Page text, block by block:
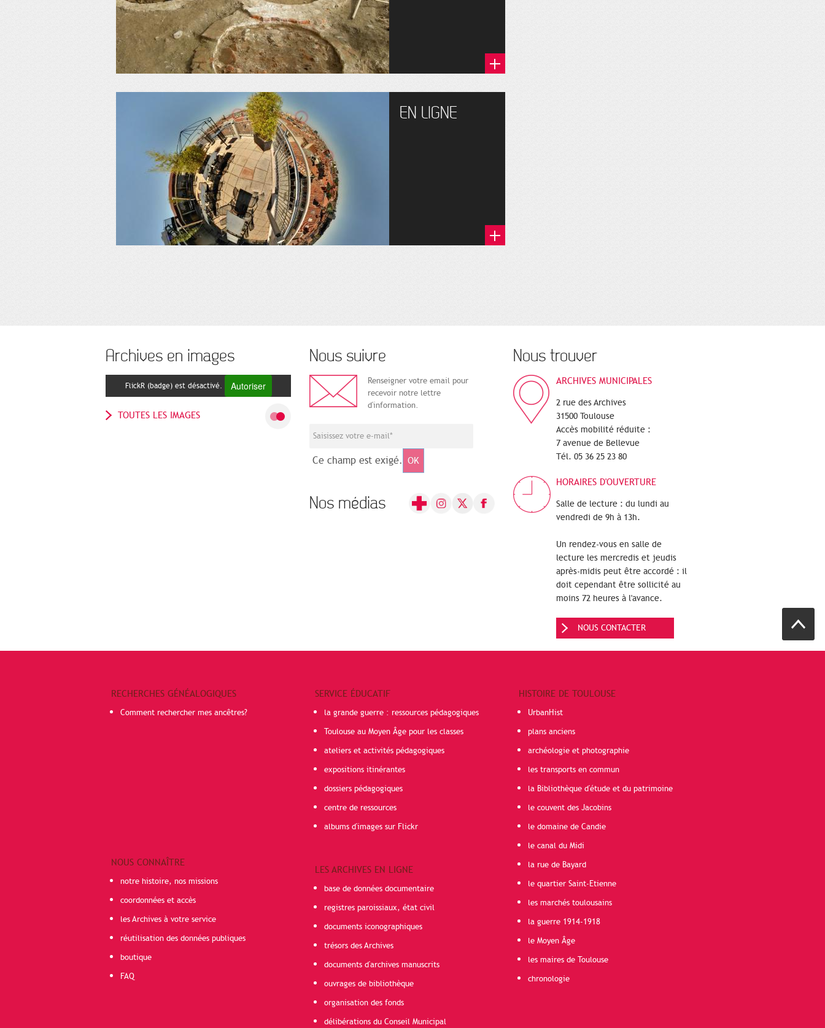
EN LIGNE
Archives en images
FlickR (badge) est désactivé. Autoriser
TOUTES LES IMAGES
Nous suivre
Renseigner votre email pour
recevoir notre lettre
d'information.
Ce champ est exigé. OK
Nos médias
Nous trouver
ARCHIVES MUNICIPALES
2 rue des Archives
31500 Toulouse
Accès mobilité réduite :
7 avenue de Bellevue
Tél. 05 36 25 23 80
HORAIRES D'OUVERTURE
Salle de lecture : du lundi au
vendredi de 9h à 13h.
Un rendez-vous en salle de
lecture les mercredis et jeudis
après-midis peut être accordé : il
doit cependant être sollicité au
moins 72 heures à l'avance.
NOUS CONTACTER
RECHERCHES GÉNÉALOGIQUES
Comment rechercher mes ancêtres?
NOUS CONNAÎTRE
notre histoire, nos missions
coordonnées et accès
les Archives à votre service
réutilisation des données publiques
boutique
FAQ
SERVICE ÉDUCATIF
la grande guerre : ressources pédagogiques
Toulouse au Moyen Âge pour les classes
ateliers et activités pédagogiques
expositions itinérantes
dossiers pédagogiques
centre de ressources
albums d'images sur Flickr
LES ARCHIVES EN LIGNE
base de données documentaire
registres paroissiaux, état civil
documents iconographiques
trésors des Archives
documents d'archives manuscrits
ouvrages de bibliothèque
organisation des fonds
délibérations du Conseil Municipal
HISTOIRE DE TOULOUSE
UrbanHist
plans anciens
archéologie et photographie
les transports en commun
la Bibliothèque d'étude et du patrimoine
le couvent des Jacobins
le domaine de Candie
le canal du Midi
la rue de Bayard
le quartier Saint-Etienne
les marchés toulousains
la guerre 1914-1918
le Moyen Âge
les maires de Toulouse
chronologie